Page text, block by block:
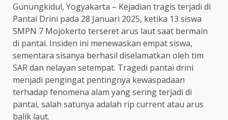
Gunungkidul, Yogyakarta – Kejadian tragis terjadi di
Pantai Drini pada 28 Januari 2025, ketika 13 siswa
SMPN 7 Mojokerto terseret arus laut saat bermain
di pantai. Insiden ini menewaskan empat siswa,
sementara sisanya berhasil diselamatkan oleh tim
SAR dan nelayan setempat. Tragedi pantai drini
menjadi pengingat pentingnya kewaspadaan
terhadap fenomena alam yang sering terjadi di
pantai, salah satunya adalah rip current atau arus
balik laut.